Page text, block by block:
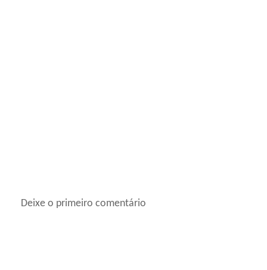
Deixe o primeiro comentário